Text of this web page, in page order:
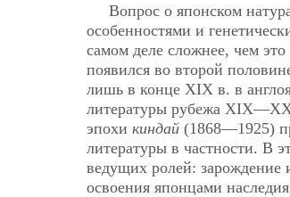
Вопрос о японском
особенностями и
самом деле сложнее, чем
появился во второй
лишь в конце ХІХ в. в
литературы рубежа ХІХ—ХХ
эпохи киндай (1868—1925)
литературы в частности. В
ведущих ролей: зарождение
освоения японцами